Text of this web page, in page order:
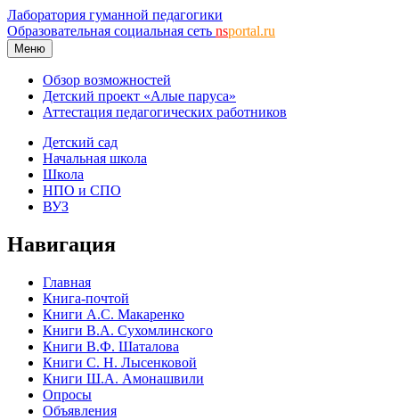
Лаборатория гуманной педагогики
Образовательная социальная сеть nsportal.ru
Меню
Обзор возможностей
Детский проект «Алые паруса»
Аттестация педагогических работников
Детский сад
Начальная школа
Школа
НПО и СПО
ВУЗ
Навигация
Главная
Книга-почтой
Книги А.С. Макаренко
Книги В.А. Сухомлинского
Книги В.Ф. Шаталова
Книги С. Н. Лысенковой
Книги Ш.А. Амонашвили
Опросы
Объявления